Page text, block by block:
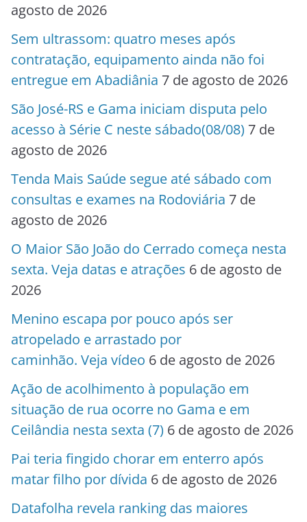
agosto de 2026
Sem ultrassom: quatro meses após
contratação, equipamento ainda não foi
entregue em Abadiânia 7 de agosto de 2026
São José-RS e Gama iniciam disputa pelo
acesso à Série C neste sábado(08/08) 7 de
agosto de 2026
Tenda Mais Saúde segue até sábado com
consultas e exames na Rodoviária 7 de
agosto de 2026
O Maior São João do Cerrado começa nesta
sexta. Veja datas e atrações 6 de agosto de
2026
Menino escapa por pouco após ser
atropelado e arrastado por
caminhão. Veja vídeo 6 de agosto de 2026
Ação de acolhimento à população em
situação de rua ocorre no Gama e em
Ceilândia nesta sexta (7) 6 de agosto de 2026
Pai teria fingido chorar em enterro após
matar filho por dívida 6 de agosto de 2026
Datafolha revela ranking das maiores